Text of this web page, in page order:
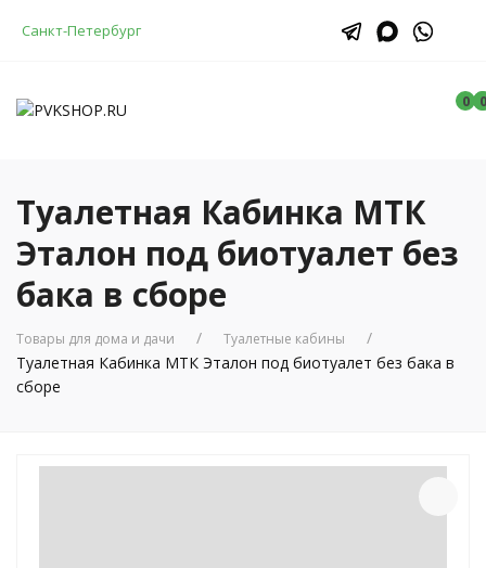
Санкт-Петербург
0 0
0
Туалетная Кабинка МТК
Эталон под биотуалет без
бака в сборе
Товары для дома и дачи Туалетные кабины
Туалетная Кабинка МТК Эталон под биотуалет без бака в
сборе